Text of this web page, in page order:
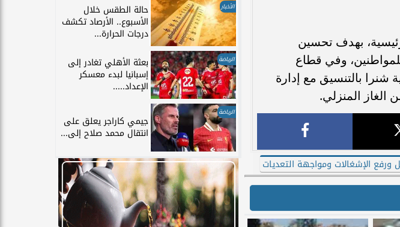
بهدف تحسين
وفي قطاع
شنرا بالتنسيق مع إدارة
الغاز المنزلي.
ورفع الإشغالات ومواجهة التعديات
الأخبار حالة الطقس خلال
الأسبوع.. الأرصاد تكشف
درجات الحرارة...
الرياضة بعثة الأهلي تغادر إلى
إسبانيا لبدء معسكر
الإعداد.....
الرياضة
جيمي كاراجر يعلق على
انتقال محمد صلاح إلى...